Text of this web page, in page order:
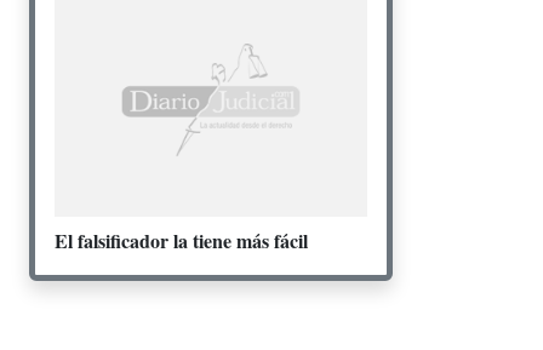
El falsificador la tiene más fácil